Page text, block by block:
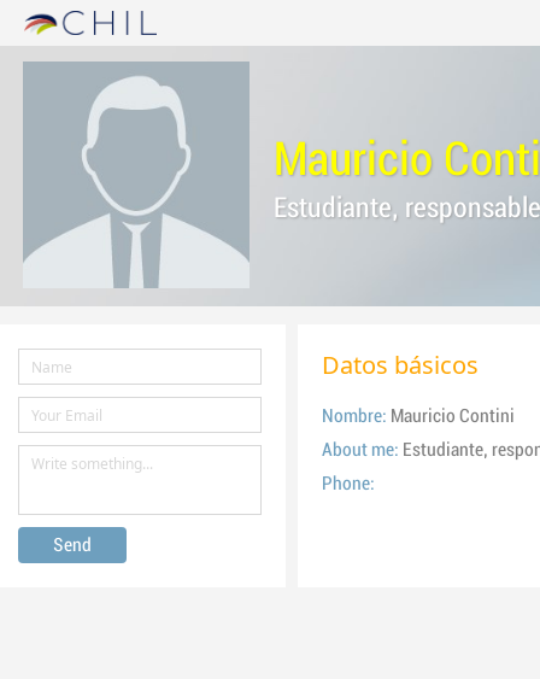
Mauricio
Estudiante,
Datos básicos
Nombre: Mauricio Contini
About me: Estudiante,
Phone: